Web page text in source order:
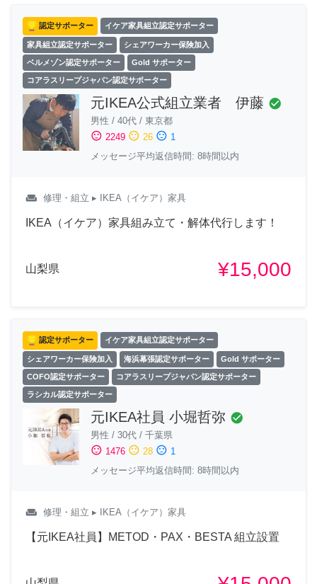
認定サポーター イケア家具組立認定サポーター
家具組立認定サポーター シェアワーカー保険加入
ベルメゾン認定サポーター Gold サポーター
コアラスリープジャパン認定サポーター
元IKEA公式組立業者 伊藤 check_circle
男性 / 40代 / 東京都
sentiment_satisfied 2249 sentiment_neutral 26 sentiment_dissatisfied 1
メッセージ平均返信時間: 8時間以内
weekend 修理・組立 ▸ IKEA（イケア）家具
IKEA（イケア）家具組み立て・解体代行します！
山梨県 ¥15,000
認定サポーター イケア家具組立認定サポーター
シェアワーカー保険加入 海浜幕張認定サポーター Gold サポーター
COFO認定サポーター コアラスリープジャパン認定サポーター
ラシカル認定サポーター
元IKEA社員 小堀哲弥 check_circle
男性 / 30代 / 千葉県
sentiment_satisfied 1476 sentiment_neutral 28 sentiment_dissatisfied 1
メッセージ平均返信時間: 8時間以内
weekend 修理・組立 ▸ IKEA（イケア）家具
【元IKEA社員】METOD・PAX・BESTA 組立設置